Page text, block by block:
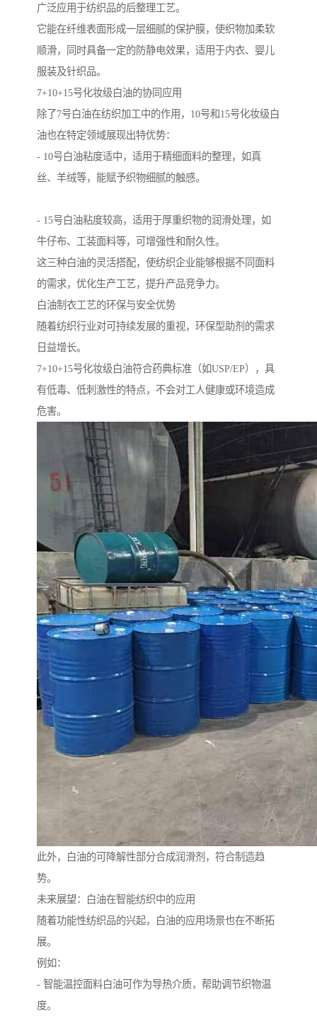
广泛应用于纺织品的后整理工艺。
它能在纤维表面形成一层细腻的保护膜，使织物加柔软
顺滑，同时具备一定的防静电效果，适用于内衣、婴儿
服装及针织品。
7+10+15号化妆级白油的协同应用
除了7号白油在纺织加工中的作用，10号和15号化妆级白
油也在特定领域展现出特优势：
- 10号白油粘度适中，适用于精细面料的整理，如真
丝、羊绒等，能赋予织物细腻的触感。
- 15号白油粘度较高，适用于厚重织物的润滑处理，如
牛仔布、工装面料等，可增强性和耐久性。
这三种白油的灵活搭配，使纺织企业能够根据不同面料
的需求，优化生产工艺，提升产品竞争力。
白油制衣工艺的环保与安全优势
随着纺织行业对可持续发展的重视，环保型助剂的需求
日益增长。
7+10+15号化妆级白油符合药典标准（如USP/EP），具
有低毒、低刺激性的特点，不会对工人健康或环境造成
危害。
此外，白油的可降解性部分合成润滑剂，符合制造趋
势。
未来展望：白油在智能纺织中的应用
随着功能性纺织品的兴起，白油的应用场景也在不断拓
展。
例如：
- 智能温控面料白油可作为导热介质，帮助调节织物温
度。